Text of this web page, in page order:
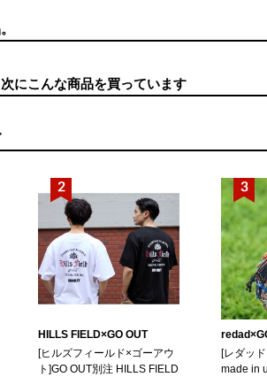
にこんな商品を買っています
HILLS FIELD×GO OUT
[ヒルズフィールド×ゴーアウ
ト]GO OUT別注 HILLS FIELD
[レダッ
made in